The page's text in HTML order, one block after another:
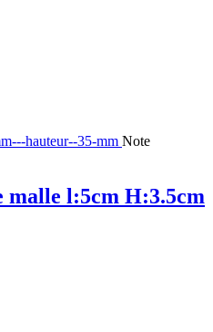
Note
malle l:5cm H:3.5cm